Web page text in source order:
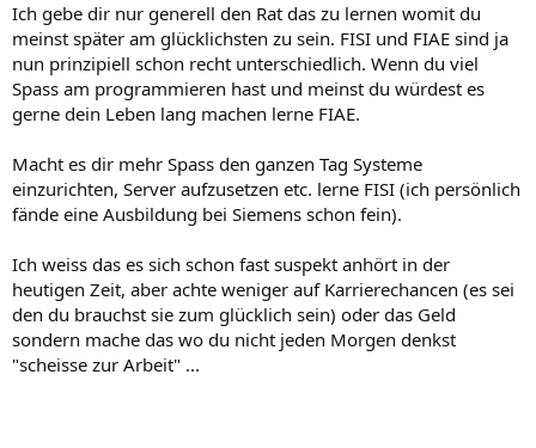
Ich gebe dir nur generell den Rat das zu lernen womit du
meinst später am glücklichsten zu sein. FISI und FIAE sind ja
nun prinzipiell schon recht unterschiedlich. Wenn du viel
Spass am programmieren hast und meinst du würdest es
gerne dein Leben lang machen lerne FIAE.
Macht es dir mehr Spass den ganzen Tag Systeme
einzurichten, Server aufzusetzen etc. lerne FISI (ich persönlich
fände eine Ausbildung bei Siemens schon fein).
Ich weiss das es sich schon fast suspekt anhört in der
heutigen Zeit, aber achte weniger auf Karrierechancen (es sei
den du brauchst sie zum glücklich sein) oder das Geld
sondern mache das wo du nicht jeden Morgen denkst
"scheisse zur Arbeit" ...